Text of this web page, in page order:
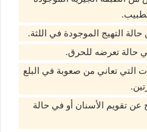
التهيج الموجودة في اللثة.
حالة تعرضه للحرق.
التي تعاني من صعوبة في البلع
عن تقويم الأسنان أو في حالة